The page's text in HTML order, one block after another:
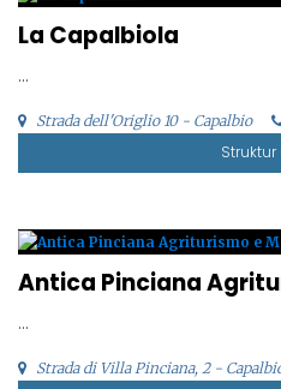
La Capalbiola
...
Strada dell'Origlio 10 - Capalbio
Struktur
Antica Pinciana
...
Strada di Villa Pinciana, 2 -